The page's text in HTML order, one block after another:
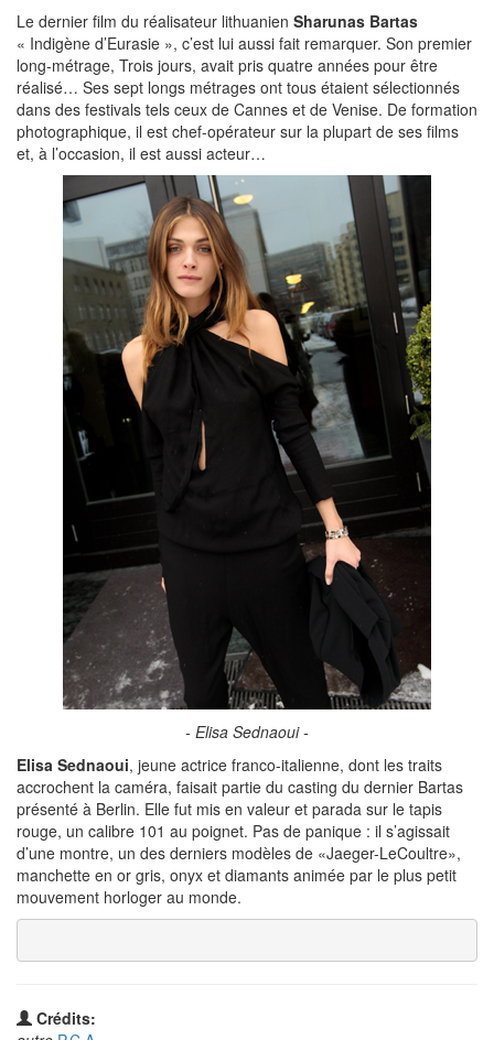
Le dernier film du réalisateur lithuanien Sharunas Bartas
« Indigène d’Eurasie », c’est lui aussi fait remarquer. Son premier
long-métrage, Trois jours, avait pris quatre années pour être
réalisé… Ses sept longs métrages ont tous étaient sélectionnés
dans des festivals tels ceux de Cannes et de Venise. De formation
photographique, il est chef-opérateur sur la plupart de ses films
et, à l’occasion, il est aussi acteur…
- Elisa Sednaoui -
Elisa Sednaoui, jeune actrice franco-italienne, dont les traits
accrochent la caméra, faisait partie du casting du dernier Bartas
présenté à Berlin. Elle fut mis en valeur et parada sur le tapis
rouge, un calibre 101 au poignet. Pas de panique : il s’agissait
d’une montre, un des derniers modèles de Jaeger-LeCoultre ,
manchette en or gris, onyx et diamants animée par le plus petit
mouvement horloger au monde.
Crédits: